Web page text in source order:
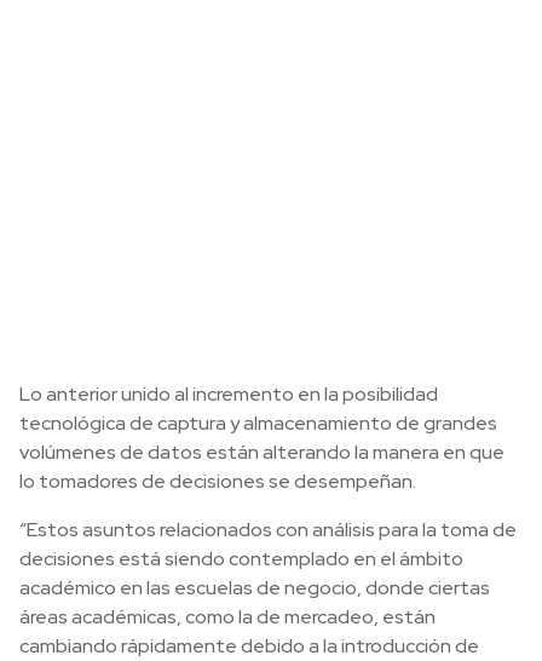
Lo anterior unido al incremento en la posibilidad
tecnológica de captura y almacenamiento de grandes
volúmenes de datos están alterando la manera en que
lo tomadores de decisiones se desempeñan.
“Estos asuntos relacionados con análisis para la toma de
decisiones está siendo contemplado en el ámbito
académico en las escuelas de negocio, donde ciertas
áreas académicas, como la de mercadeo, están
cambiando rápidamente debido a la introducción de